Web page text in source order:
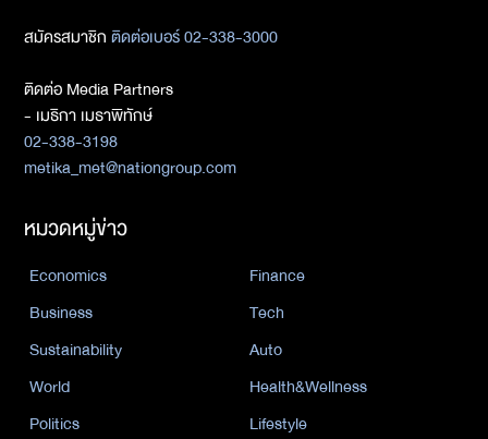
สมัครสมาชิกติดต่อเบอร์ 02-338-3000
ติดต่อ Media Partners
- เมธิกา เมธาพิทักษ์
02-338-3198
metika_met@nationgroup.com
หมวดหมู่ข่าว
Economics
Finance
Business
Tech
Sustainability
Auto
World
Health&Wellness
Politics
Lifestyle